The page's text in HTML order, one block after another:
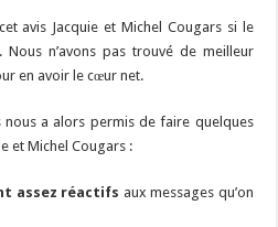
avis Jacquie et Michel Cougars si le
n’avons pas trouvé de meilleur
en avoir le cœur net.
a alors permis de faire quelques
et Michel Cougars :
assez réactifs aux messages qu’on